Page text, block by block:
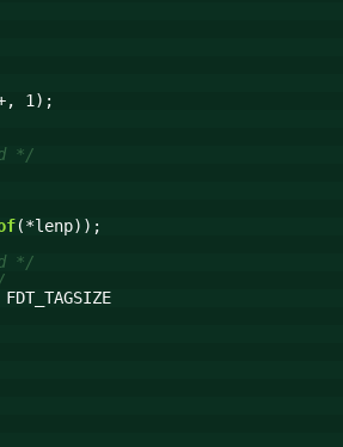
1);
*/
(*lenp));
*/